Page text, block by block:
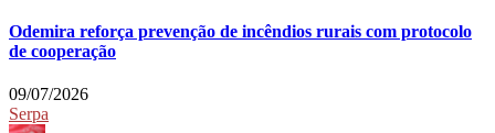
Odemira reforça prevenção de incêndios rurais com protocolo
de cooperação
09/07/2026
Serpa